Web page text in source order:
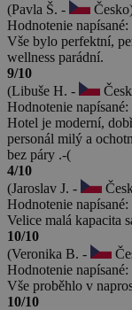
(Pavla Š. -
Hodnotenie
Vše bylo perfektní,
wellness parádní.
9/10
(Libuše H. -
Hodnotenie
Hotel je moderní,
personál milý a
bez páry .-(
4/10
(Jaroslav J. -
Hodnotenie
Velice malá kapacita
10/10
(Veronika B. -
Hodnotenie
Vše proběhlo v
10/10